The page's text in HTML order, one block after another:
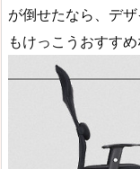
が倒せたなら、デ
もけっこうおすすめ